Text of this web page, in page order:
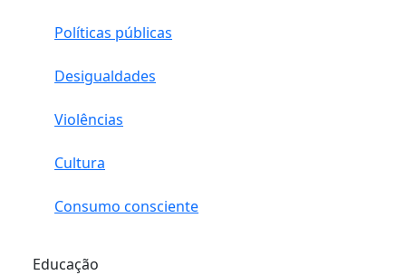
Políticas públicas
Desigualdades
Violências
Cultura
Consumo consciente
Educação